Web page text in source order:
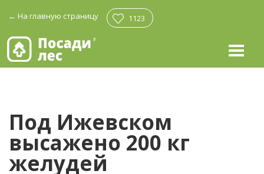
← На главную страницу 1123
Под Ижевском
высажено 200 кг
желудей